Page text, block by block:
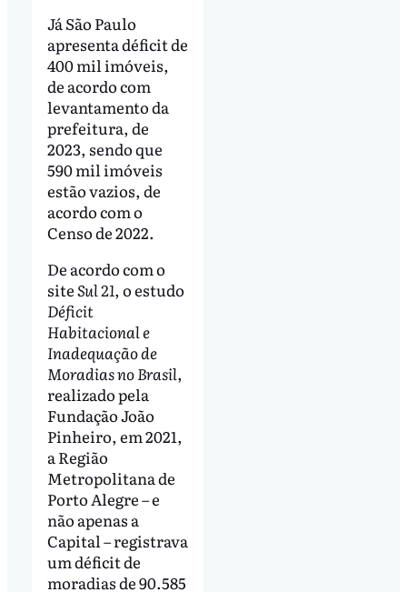
Já São Paulo
apresenta déficit de
400 mil imóveis,
de acordo com
levantamento da
prefeitura, de
2023, sendo que
590 mil imóveis
estão vazios, de
acordo com o
Censo de 2022.
De acordo com o
siteSul 21, o estudo
Déficit
Habitacional e
Inadequação de
Moradias no Brasil,
realizado pela
Fundação João
Pinheiro, em 2021,
a Região
Metropolitana de
Porto Alegre – e
não apenas a
Capital – registrava
um déficit de
moradias de 90.585